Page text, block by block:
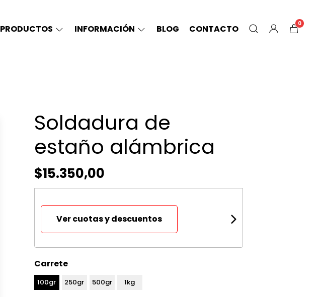
PRODUCTOS INFORMACIÓN BLOG CONTACTO 0
Soldadura de
estaño alámbrica
$15.350,00
Ver cuotas y descuentos
Carrete
100gr 250gr 500gr 1kg